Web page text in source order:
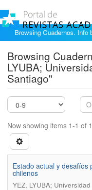
Browsing Cuadernos. Info
Browsing
LYUBA;
Santiago"
Now showing items 1-1 of 1
Estado actual y desafíos
chilenos
YEZ, LYUBA;